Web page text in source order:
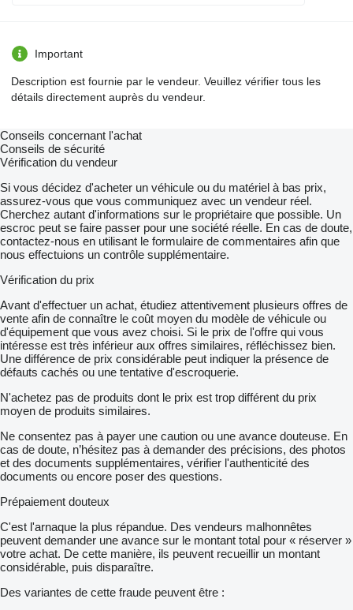
Important
Description est fournie par le vendeur. Veuillez vérifier tous les
détails directement auprès du vendeur.
Conseils concernant l'achat
Conseils de sécurité
Vérification du vendeur
Si vous décidez d'acheter un véhicule ou du matériel à bas prix,
assurez-vous que vous communiquez avec un vendeur réel.
Cherchez autant d'informations sur le propriétaire que possible. Un
escroc peut se faire passer pour une société réelle. En cas de doute,
contactez-nous en utilisant le formulaire de commentaires afin que
nous effectuions un contrôle supplémentaire.
Vérification du prix
Avant d'effectuer un achat, étudiez attentivement plusieurs offres de
vente afin de connaître le coût moyen du modèle de véhicule ou
d'équipement que vous avez choisi. Si le prix de l'offre qui vous
intéresse est très inférieur aux offres similaires, réfléchissez bien.
Une différence de prix considérable peut indiquer la présence de
défauts cachés ou une tentative d'escroquerie.
N'achetez pas de produits dont le prix est trop différent du prix
moyen de produits similaires.
Ne consentez pas à payer une caution ou une avance douteuse. En
cas de doute, n’hésitez pas à demander des précisions, des photos
et des documents supplémentaires, vérifier l'authenticité des
documents ou encore poser des questions.
Prépaiement douteux
C'est l'arnaque la plus répandue. Des vendeurs malhonnêtes
peuvent demander une avance sur le montant total pour « réserver »
votre achat. De cette manière, ils peuvent recueillir un montant
considérable, puis disparaître.
Des variantes de cette fraude peuvent être :